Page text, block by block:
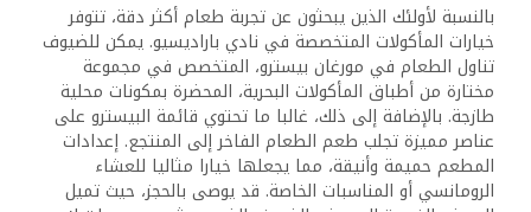
بالنسبة لأولئك الذين يبحثون عن تجربة طعام أكثر دقة، تتوفر
خيارات المأكولات المتخصصة في نادي باراديسيو. يمكن للضيوف
تناول الطعام في مورغان بيسترو، المتخصص في مجموعة
مختارة من أطباق المأكولات البحرية، المحضرة بمكونات محلية
طازجة. بالإضافة إلى ذلك، غالبا ما تحتوي قائمة البيسترو على
عناصر مميزة تجلب طعم الطعام الفاخر إلى المنتجع. إعدادات
المطعم حميمة وأنيقة، مما يجعلها خيارا مثاليا للعشاء
الرومانسي أو المناسبات الخاصة. قد يوصى بالحجز، حيث تميل